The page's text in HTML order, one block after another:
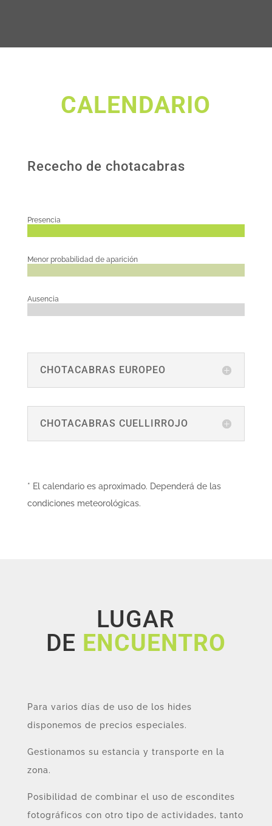
CALENDARIO
Rececho de chotacabras
Presencia
Menor probabilidad de aparición
Ausencia
CHOTACABRAS EUROPEO
CHOTACABRAS CUELLIRROJO
* El calendario es aproximado. Dependerá de las
condiciones meteorológicas.
LUGAR
DE ENCUENTRO
Para varios días de uso de los hides
disponemos de precios especiales.
Gestionamos su estancia y transporte en la
zona.
Posibilidad de combinar el uso de escondites
fotográficos con otro tipo de actividades, tanto